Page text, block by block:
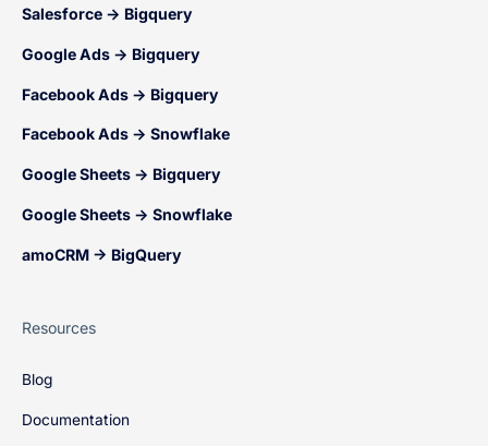
Salesforce → Bigquery
Google Ads → Bigquery
Facebook Ads → Bigquery
Facebook Ads → Snowflake
Google Sheets → Bigquery
Google Sheets → Snowflake
amoCRM → BigQuery
Resources
Blog
Documentation